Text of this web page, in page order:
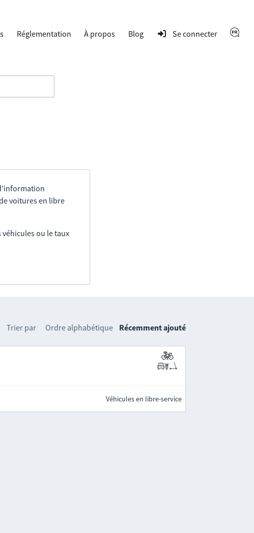
Réglementation À propos Blog Se connecter
voitures en libre
ou le taux
Trier par Ordre alphabétique Récemment ajouté
Véhicules en libre-service